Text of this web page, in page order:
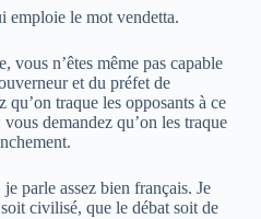
emploie le mot vendetta.
n’êtes même pas capable
et du préfet de
qu’on traque les opposants à ce
demandez qu’on les traque
parle assez bien français. Je
civilisé, que le débat soit de